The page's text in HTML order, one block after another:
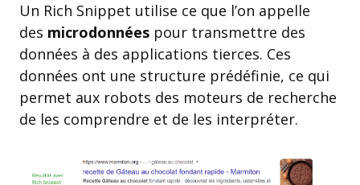
Un Rich Snippet utilise ce que l’on appelle
des microdonnées pour transmettre des
données à des applications tierces. Ces
données ont une structure prédéfinie, ce qui
permet aux robots des moteurs de recherche
de les comprendre et de les interpréter.